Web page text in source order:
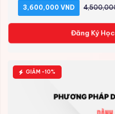
3,600,000 VND
Đăng Ký
GIẢM -10%